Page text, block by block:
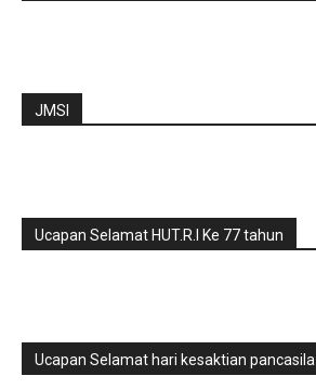
JMSI
Ucapan Selamat HUT.R.I Ke 77 tahun
Ucapan Selamat hari kesaktian pancasila